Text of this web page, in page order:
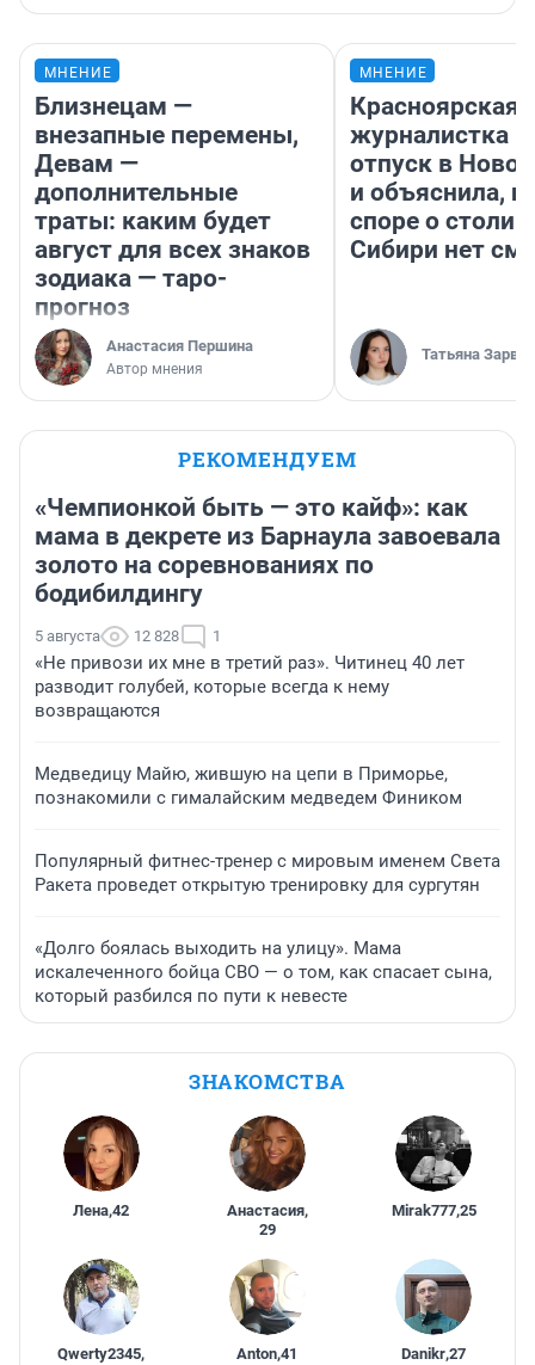
МНЕНИЕ
Близнецам —
внезапные перемены,
Девам —
дополнительные
траты: каким будет
август для всех знаков
зодиака — таро-
прогноз
Анастасия Першина
Автор мнения
МНЕНИЕ
Красноярская
журналистка
отпуск в
и объяснила,
споре о
Сибири нет
Татьяна Зарва
РЕКОМЕНДУЕМ
«Чемпионкой быть — это кайф»: как
мама в декрете из Барнаула завоевала
золото на соревнованиях по
бодибилдингу
5 августа 12 828 1
«Не привози их мне в третий раз». Читинец 40 лет
разводит голубей, которые всегда к нему
возвращаются
Медведицу Майю, жившую на цепи в Приморье,
познакомили с гималайским медведем Фиником
Популярный фитнес-тренер с мировым именем Света
Ракета проведет открытую тренировку для сургутян
«Долго боялась выходить на улицу». Мама
искалеченного бойца СВО — о том, как спасает сына,
который разбился по пути к невесте
ЗНАКОМСТВА
Лена,42 Анастасия,
29
Mirak777,25
Qwerty2345,
Anton,41 Danikr,27